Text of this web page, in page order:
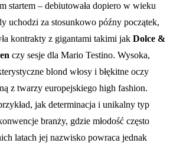
startem – debiutowała dopiero w wieku
uchodzi za stosunkowo późny początek,
kontrakty z gigantami takimi jak Dolce &
czy sesje dla Mario Testino. Wysoka,
blond włosy i błękitne oczy
z twarzy europejskiego high fashion.
jak determinacja i unikalny typ
branży, gdzie młodość często
latach jej nazwisko powraca jednak